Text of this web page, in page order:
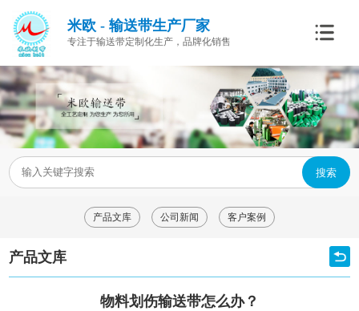
米欧 - 输送带生产厂家
专注于输送带定制化生产，品牌化销售
搜索
产品文库 公司新闻 客户案例
产品文库
物料划伤输送带怎么办？